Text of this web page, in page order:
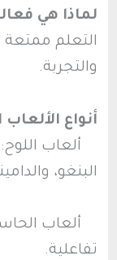
لماذا هي
التعلم
والتجربة.
أنواع
ألعاب
البنغو،
ألعاب
تفاعلية.